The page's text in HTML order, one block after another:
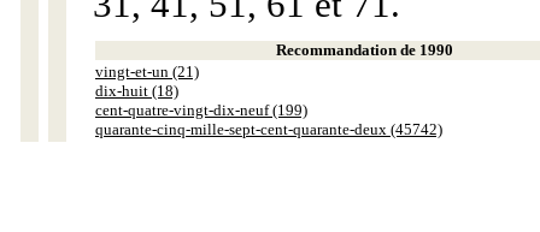
Recommandation de 1990
vingt-et-un (21)
dix-huit (18)
cent-quatre-vingt-dix-neuf (199)
quarante-cinq-mille-sept-cent-quarante-deux (45742)